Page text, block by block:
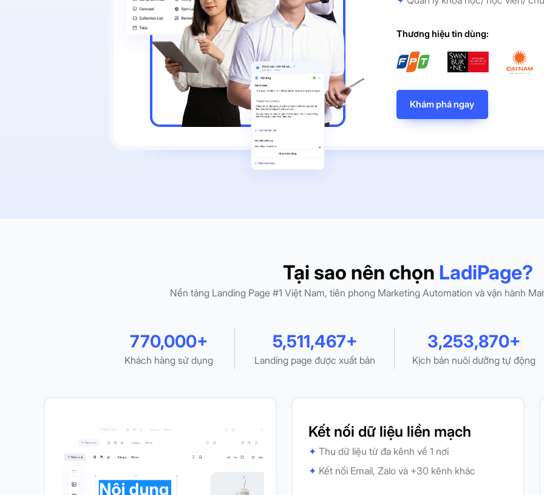
Khám phá ngay
Thương hiệu tin dùng:
Tại sao nên chọn LadiPage?
Nền tảng Landing Page #1 Việt Nam, tiên phong Marketing Automation và vận hành
3,253,870+
Kịch bản nuôi dưỡng tự động
5,511,467+
Landing page được xuất bản
770,000+
Khách hàng sử dụng
Kết nối dữ liệu liền mạch
✦ Thu dữ liệu từ đa kênh về 1 nơi
✦ Kết nối Email, Zalo và +30 kênh khác